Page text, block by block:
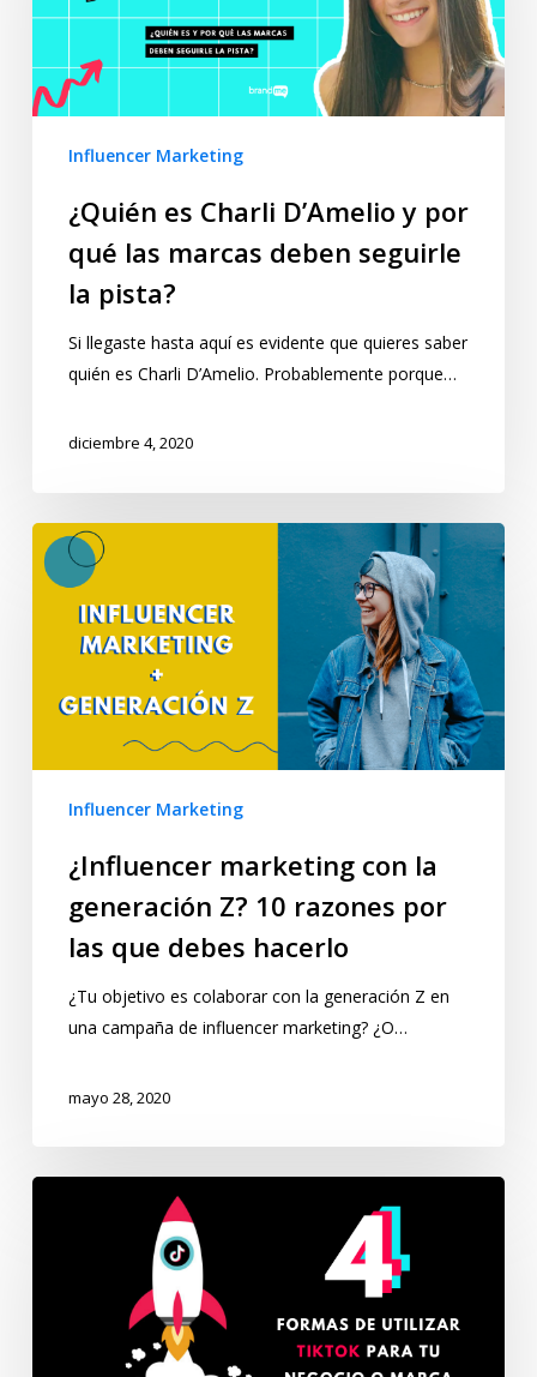
Influencer Marketing
¿Quién es Charli D’Amelio y por
qué las marcas deben seguirle
la pista?
Si llegaste hasta aquí es evidente que quieres saber
quién es Charli D’Amelio. Probablemente porque…
diciembre 4, 2020
Influencer Marketing
¿Influencer marketing con la
generación Z? 10 razones por
las que debes hacerlo
¿Tu objetivo es colaborar con la generación Z en
una campaña de influencer marketing? ¿O…
mayo 28, 2020